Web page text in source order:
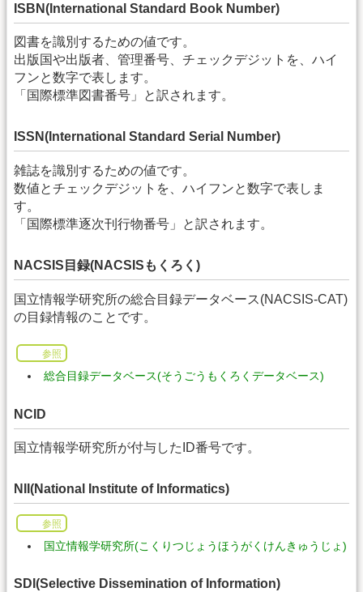
ISBN(International Standard Book Number)
図書を識別するための値です。
出版国や出版者、管理番号、チェックデジットを、ハイ
フンと数字で表します。
「国際標準図書番号」と訳されます。
ISSN(International Standard Serial Number)
雑誌を識別するための値です。
数値とチェックデジットを、ハイフンと数字で表しま
す。
「国際標準逐次刊行物番号」と訳されます。
NACSIS目録(NACSISもくろく)
国立情報学研究所の総合目録データベース(NACSIS-CAT)
の目録情報のことです。
参照
総合目録データベース(そうごうもくろくデータベース)
NCID
国立情報学研究所が付与したID番号です。
NII(National Institute of Informatics)
参照
国立情報学研究所(こくりつじょうほうがくけんきゅうじょ)
SDI(Selective Dissemination of Information)